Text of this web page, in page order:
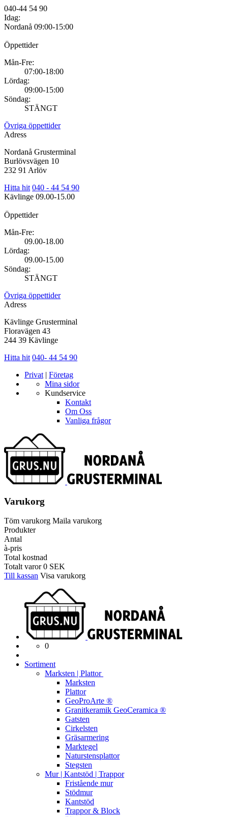
040-44 54 90
Idag:
Nordanå 09:00-15:00
Öppettider
Mån-Fre:
07:00-18:00
Lördag:
09:00-15:00
Söndag:
STÄNGT
Övriga öppettider
Adress
Nordanå Grusterminal
Burlövsvägen 10
232 91 Arlöv
Hitta hit 040 - 44 54 90
Kävlinge 09.00-15.00
Öppettider
Mån-Fre:
09.00-18.00
Lördag:
09.00-15.00
Söndag:
STÄNGT
Övriga öppettider
Adress
Kävlinge Grusterminal
Floravägen 43
244 39 Kävlinge
Hitta hit 040- 44 54 90
Privat | Företag
Mina sidor
Kundservice
Kontakt
Om Oss
Vanliga frågor
Varukorg
Töm varukorg Maila varukorg
Produkter
Antal
à-pris
Total kostnad
Totalt varor0 SEK
Till kassan Visa varukorg
0
Sortiment
Marksten | Plattor
Marksten
Plattor
GeoProArte ®
Granitkeramik GeoCeramica ®
Gatsten
Cirkelsten
Gräsarmering
Marktegel
Naturstensplattor
Stegsten
Mur | Kantstöd | Trappor
Fristående mur
Stödmur
Kantstöd
Trappor & Block